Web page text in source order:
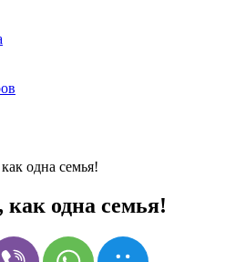
одна семья!
как одна семья!